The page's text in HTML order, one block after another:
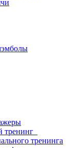
тренинг
тренинга